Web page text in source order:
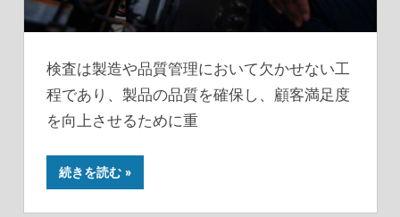
検査は製造や品質管理において欠かせない工
程であり、製品の品質を確保し、顧客満足度
を向上させるために重
続きを読む